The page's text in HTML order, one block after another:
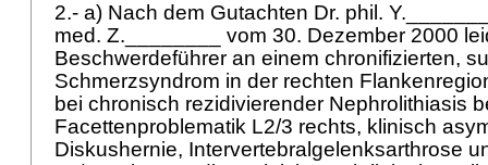
2.- a) Nach dem Gutachten Dr. phil.
med. Z.________ vom 30. Dezember 2000
Beschwerdeführer an einem chronifizierten,
Schmerzsyndrom in der rechten
bei chronisch rezidivierender Nephrolithiasis
Facettenproblematik L2/3 rechts, klinisch
Diskushernie, Intervertebralgelenksarthrose